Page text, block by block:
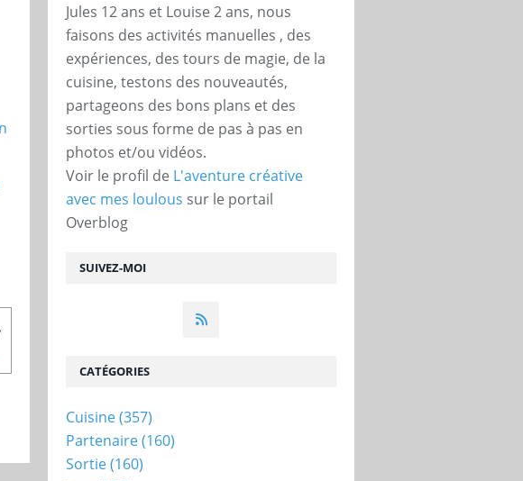
SUIVEZ-MOI
Jules 12 ans et Louise 2 ans, nous
faisons des activités manuelles , des
expériences, des tours de magie, de la
cuisine, testons des nouveautés,
partageons des bons plans et des
sorties sous forme de pas à pas en
photos et/ou vidéos.
Voir le profil de L'aventure créative
avec mes loulous sur le portail
Overblog
CATÉGORIES
Cuisine(357)
Partenaire(160)
Sortie(160)